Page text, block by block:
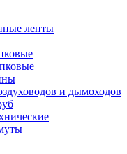
ленты
и дымоходов